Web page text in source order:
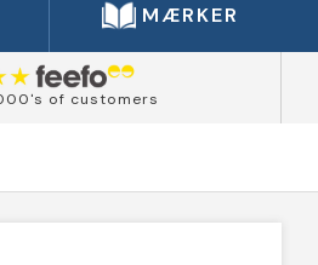
MÆRKER
of customers